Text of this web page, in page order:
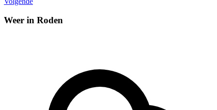
Weer in Roden